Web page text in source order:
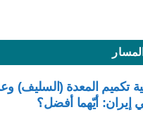
تكميم المعدة (السليف)
إيران: أيّهما أفضل؟